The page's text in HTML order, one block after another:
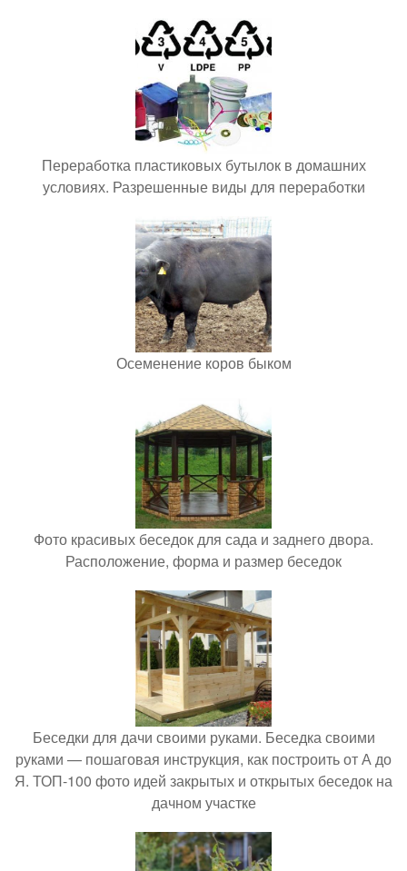
Переработка пластиковых бутылок в домашних
условиях. Разрешенные виды для переработки
Осеменение коров быком
Фото красивых беседок для сада и заднего двора.
Расположение, форма и размер беседок
Беседки для дачи своими руками. Беседка своими
руками — пошаговая инструкция, как построить от А до
Я. ТОП-100 фото идей закрытых и открытых беседок на
дачном участке